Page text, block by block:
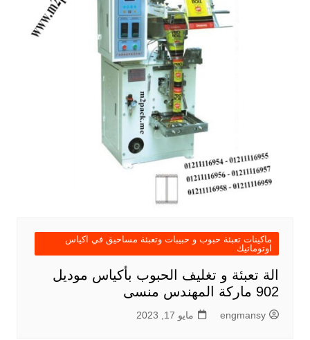
ماكينات تعبئة حبوب و حبيبات وتعبئة مساحيق في اكياس
اوتوماتيك
الة تعبئة و تغليف الحبوب بأكياس موديل
902 ماركة المهندس منسى
engmansy مايو 17, 2023